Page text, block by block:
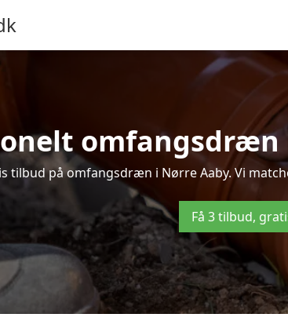
tilbud på omfangsdræn i Nørre Aaby. Vi
Få 3 tilbud,